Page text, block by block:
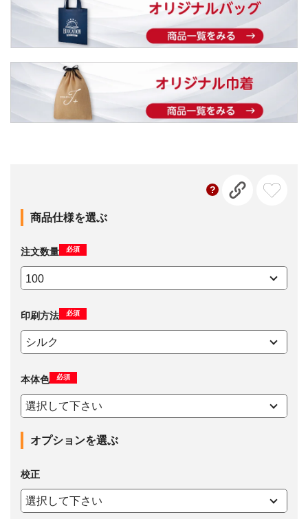
商品仕様を選ぶ
注文数量 必須
印刷方法 必須
本体色 必須
オプションを選ぶ
校正